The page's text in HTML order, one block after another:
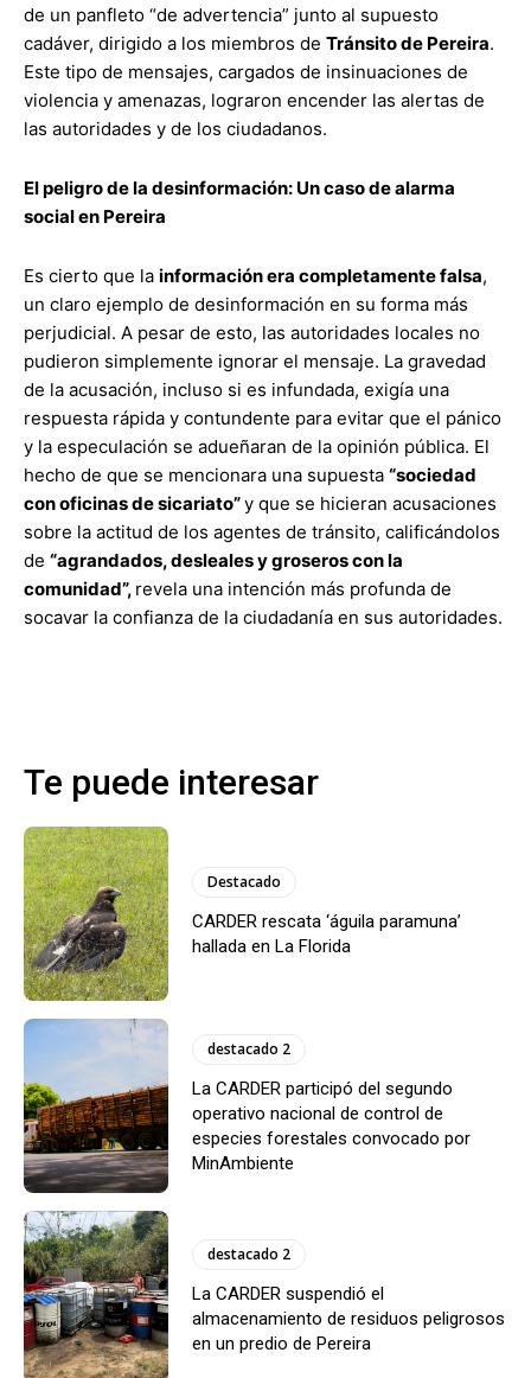
de un panfleto “de advertencia” junto al supuesto
cadáver, dirigido a los miembros de Tránsito de Pereira.
Este tipo de mensajes, cargados de insinuaciones de
violencia y amenazas, lograron encender las alertas de
las autoridades y de los ciudadanos.
El peligro de la desinformación: Un caso de alarma
social en Pereira
Es cierto que la información era completamente falsa,
un claro ejemplo de desinformación en su forma más
perjudicial. A pesar de esto, las autoridades locales no
pudieron simplemente ignorar el mensaje. La gravedad
de la acusación, incluso si es infundada, exigía una
respuesta rápida y contundente para evitar que el pánico
y la especulación se adueñaran de la opinión pública. El
hecho de que se mencionara una supuesta “sociedad
con oficinas de sicariato”y que se hicieran acusaciones
sobre la actitud de los agentes de tránsito, calificándolos
de “agrandados, desleales y groseros con la
comunidad”, revela una intención más profunda de
socavar la confianza de la ciudadanía en sus autoridades.
Te puede interesar
Destacado
CARDER rescata ‘águila paramuna’
hallada en La Florida
destacado 2
La CARDER participó del segundo
operativo nacional de control de
especies forestales convocado por
MinAmbiente
destacado 2
La CARDER suspendió el
almacenamiento de residuos peligrosos
en un predio de Pereira